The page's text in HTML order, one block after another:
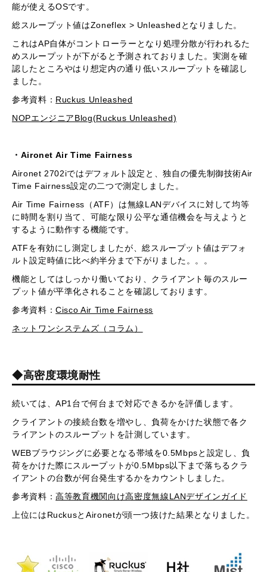
能が使えるOSです。
総スループット値はZoneflex > Unleashedとなりました。
これはAP自体がコントローラーとなり処理分散が行われるた
めスループットが下がると予測されておりました。実測を確
認したところやはり想定内の通り低いスループットを確認し
ました。
参考資料： Ruckus Unleashed
NOPエンジニアBlog(Ruckus Unleashed)
・Aironet Air Time Fairness
Aironet 2702iではデフォルト設定と、独自の優先制御技術Air
Time Fairness設定の二つで測定しました。
Air Time Fairness（ATF）は無線LANデバイスに対して均等
に時間を割り当て、可能な限り公平な通信機会を与えようと
するように動作する機能です。
ATFを有効にし測定しましたが、総スループット値はデフォ
ルト設定時値に比べ約半分まで下がりました。。。
機能としてはしっかり働いており、クライアント毎のスルー
プット値が平準化されることを確認しております。
参考資料：Cisco Air Time Fairness
ネットワンシステムズ（コラム）
◆高密度環境耐性
続いては、AP1台で何台まで対応できるかを評価します。
クライアントの接続台数を増やし、負荷をかけた状態で各ク
ライアントのスループットを計測しています。
WEBブラウジングに必要となる帯域を0.5Mbpsと設定し、負
荷をかけた際にスループットが0.5Mbps以下まで落ちるクラ
イアントの台数が何台発生するかをカウントしました。
参考資料：高等教育機関向け高密度無線LANデザインガイド
上位にはRuckusとAironetが頭一つ抜けた結果となりました。